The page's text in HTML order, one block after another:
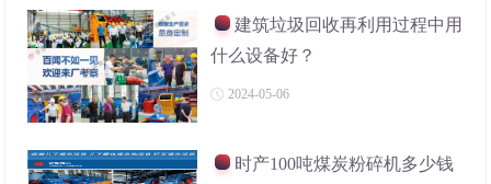
建筑垃圾回收再利用过程中用
什么设备好？
2024-05-06
时产100吨煤炭粉碎机多少钱